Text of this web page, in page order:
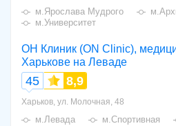
м.Ярослава Мудрого
м.Университет
ОН Клиник (ON Clinic),
Харькове на Леваде
45 8,9
Харьков, ул. Молочная, 48
м.Левада м.Спортивная